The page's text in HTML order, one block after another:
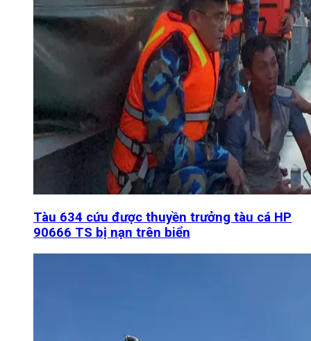
Tàu 634 cứu được thuyền trưởng tàu cá HP
90666 TS bị nạn trên biển